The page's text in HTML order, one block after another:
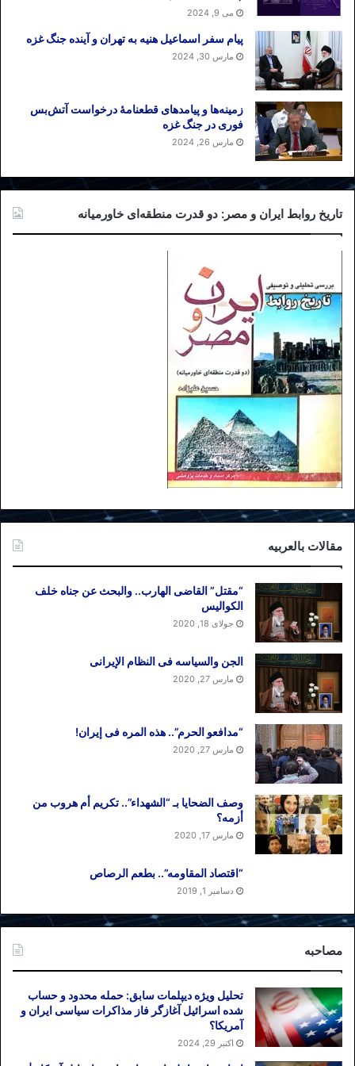
بـ”الشهداء” لیس إلا محاوله للتغطیه على العجز
المطلق للنظام.
تاریخ انتشار: ۱۴ مارس ۲۰۲۰
می 9, 2024
پیام سفر اسماعیل هنیه به تهران و آینده جنگ غزه
مارس 30, 2024
زمینه‌ها و پیامدهای قطعنامهٔ درخواست آتش‌بس
فوری در جنگ غزه
مارس 26, 2024
تاریخ روابط ایران و مصر: دو قدرت منطقه‌ای خاورمیانه
مقالات بالعربیه
“مقتل” القاضی الهارب.. والبحث عن جناه خلف
الکوالیس
جولای 18, 2020
الجن والسیاسه فی النظام اﻹیرانی
مارس 27, 2020
“مدافعو الحرم”.. هذه المره فی إیران!
مارس 27, 2020
وصف الضحایا بـ “الشهداء”.. تکریم أم هروب من
أزمه؟
مارس 17, 2020
“اقتصاد المقاومه”.. بطعم الرصاص
دسامبر 1, 2019
مصاحبه
تحلیل ویژه دیپلمات سابق: حمله محدود و حساب
شده اسرائیل آغازگر فاز مذاکرات سیاسی ایران و
آمریکا؟
اکتبر 29, 2024